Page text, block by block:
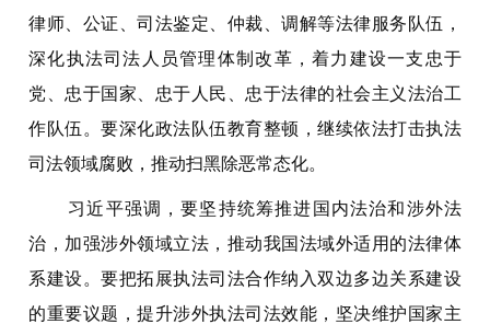
律师、公证、司法鉴定、仲裁、调解等法律服务队伍，
深化执法司法人员管理体制改革，着力建设一支忠于
党、忠于国家、忠于人民、忠于法律的社会主义法治工
作队伍。要深化政法队伍教育整顿，继续依法打击执法
司法领域腐败，推动扫黑除恶常态化。
习近平强调，要坚持统筹推进国内法治和涉外法
治，加强涉外领域立法，推动我国法域外适用的法律体
系建设。要把拓展执法司法合作纳入双边多边关系建设
的重要议题，提升涉外执法司法效能，坚决维护国家主